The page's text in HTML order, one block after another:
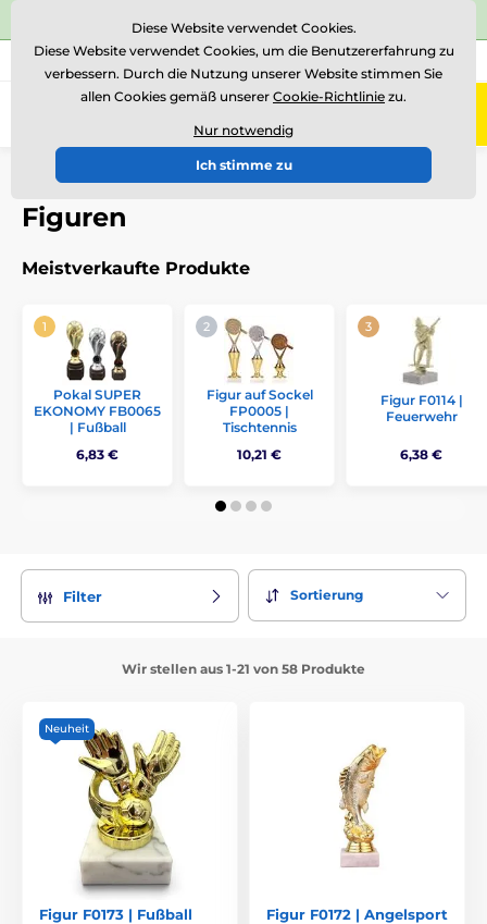
⭐Siehe 504 verifizierte Bewertungen auf
Rufen Sie uns an (Mo-Fr 15-18) +43 676 361 37 22
0
Einführung Figuren Figuren
Figuren
Meistverkaufte Produkte
Pokal SUPER
EKONOMY FB0065
| Fußball
6,83 €
Figur auf Sockel
FP0005 |
Tischtennis
10,21 €
Figur F0114 |
Feuerwehr
6,38 €
Filter Sortierung
Wir stellen aus 1-21 von 58 Produkte
Neuheit
Figur F0173 | Fußball Figur F0172 | Angelsport
Diese Website verwendet Cookies.
Diese Website verwendet Cookies, um die Benutzererfahrung zu
verbessern. Durch die Nutzung unserer Website stimmen Sie
allen Cookies gemäß unserer Cookie-Richtlinie zu.
Nur notwendig
Ich stimme zu